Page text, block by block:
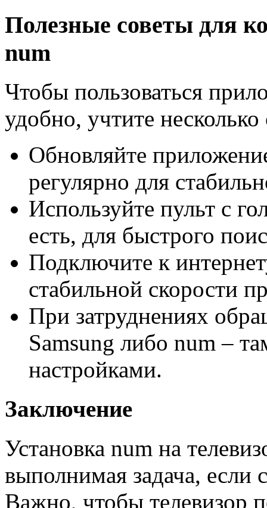
Полезные советы для
num
Чтобы пользоваться
удобно, учтите несколько
Обновляйте
регулярно для
Используйте пульт с
есть, для быстрого
Подключите к
стабильной скорости
При затруднениях
Samsung либо num –
настройками.
Заключение
Установка num на
выполнимая задача, если
Важно, чтобы телевизор